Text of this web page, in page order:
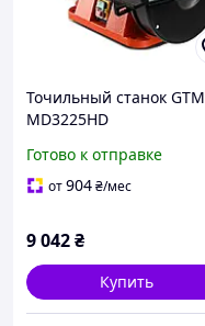
Точильный станок GTM
MD3225HD
Готово к отправке
от904₴/мес
9 042₴
Купить